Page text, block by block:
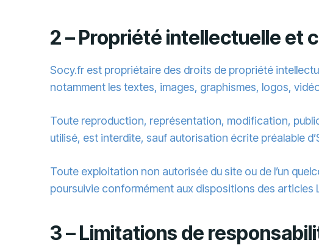
2 – Propriété intellectuelle et
Socy.fr est propriétaire des droits de propriété
notamment les textes, images, graphismes, logos,
Toute reproduction, représentation, modification,
utilisé, est interdite, sauf autorisation écrite préalable
Toute exploitation non autorisée du site ou de l’un
poursuivie conformément aux dispositions des articles
3 – Limitations de